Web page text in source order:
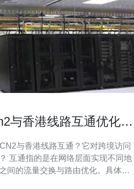
与香港线路互通优化跨
与香港线路互通？它对跨境访问
互通指的是在网络层面实现不同地
间的流量交换与路由优化。具体到